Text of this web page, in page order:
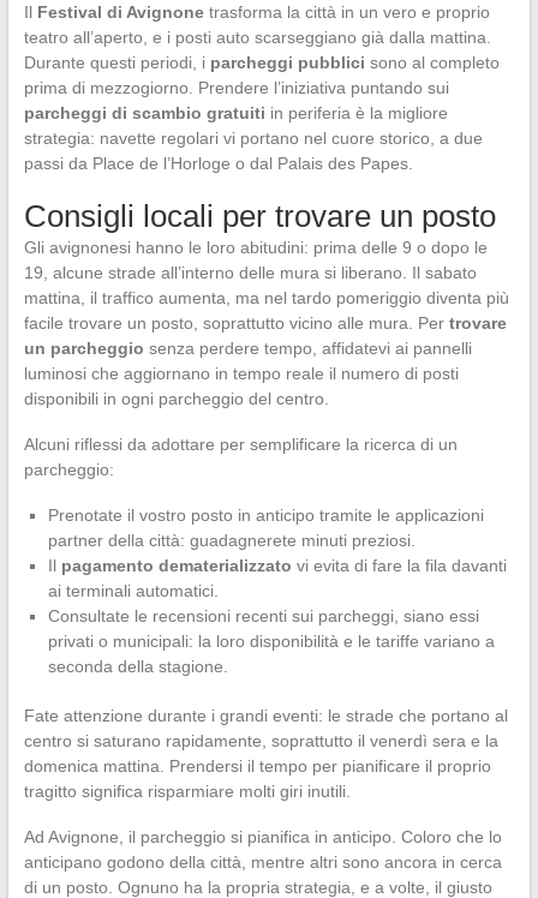
Il Festival di Avignonetrasforma la città in un vero e proprio
teatro all’aperto, e i posti auto scarseggiano già dalla mattina.
Durante questi periodi, i parcheggi pubblici sono al completo
prima di mezzogiorno. Prendere l’iniziativa puntando sui
parcheggi di scambio gratuiti in periferia è la migliore
strategia: navette regolari vi portano nel cuore storico, a due
passi da Place de l’Horloge o dal Palais des Papes.
Consigli locali per trovare un posto
Gli avignonesi hanno le loro abitudini: prima delle 9 o dopo le
19, alcune strade all’interno delle mura si liberano. Il sabato
mattina, il traffico aumenta, ma nel tardo pomeriggio diventa più
facile trovare un posto, soprattutto vicino alle mura. Per trovare
un parcheggio senza perdere tempo, affidatevi ai pannelli
luminosi che aggiornano in tempo reale il numero di posti
disponibili in ogni parcheggio del centro.
Alcuni riflessi da adottare per semplificare la ricerca di un
parcheggio:
Prenotate il vostro posto in anticipo tramite le applicazioni
partner della città: guadagnerete minuti preziosi.
Il pagamento dematerializzato vi evita di fare la fila davanti
ai terminali automatici.
Consultate le recensioni recenti sui parcheggi, siano essi
privati o municipali: la loro disponibilità e le tariffe variano a
seconda della stagione.
Fate attenzione durante i grandi eventi: le strade che portano al
centro si saturano rapidamente, soprattutto il venerdì sera e la
domenica mattina. Prendersi il tempo per pianificare il proprio
tragitto significa risparmiare molti giri inutili.
Ad Avignone, il parcheggio si pianifica in anticipo. Coloro che lo
anticipano godono della città, mentre altri sono ancora in cerca
di un posto. Ognuno ha la propria strategia, e a volte, il giusto